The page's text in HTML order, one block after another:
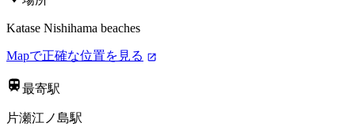
Katase Nishihama beaches
Mapで正確な位置を見る
最寄駅
片瀬江ノ島駅